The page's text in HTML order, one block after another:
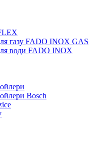
газу FADO INOX GAS
води FADO INOX
Bosch